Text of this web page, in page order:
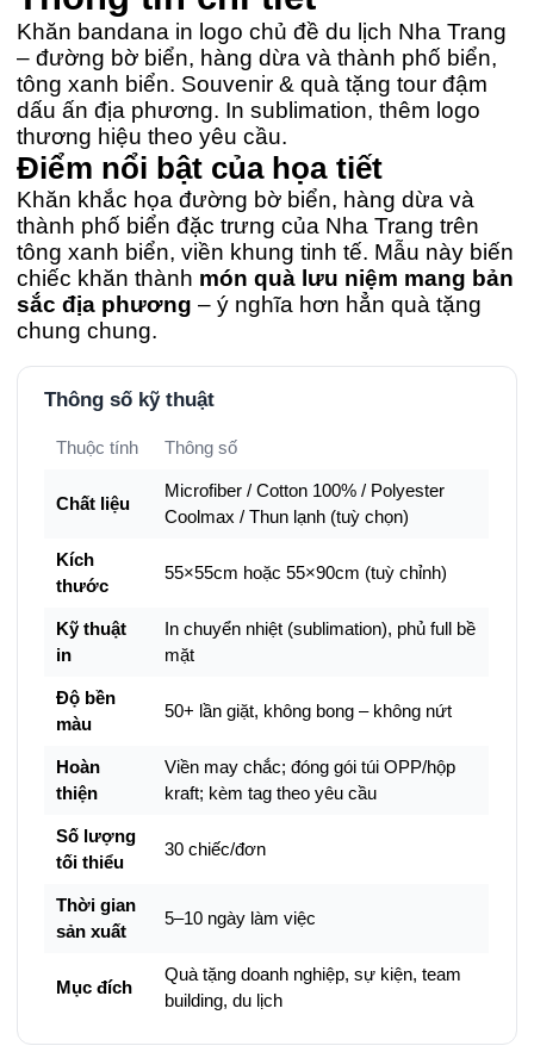
Khăn bandana in logo chủ đề du lịch Nha Trang
– đường bờ biển, hàng dừa và thành phố biển,
tông xanh biển. Souvenir & quà tặng tour đậm
dấu ấn địa phương. In sublimation, thêm logo
thương hiệu theo yêu cầu.
Điểm nổi bật của họa tiết
Khăn khắc họa đường bờ biển, hàng dừa và
thành phố biển đặc trưng của Nha Trang trên
tông xanh biển, viền khung tinh tế. Mẫu này biến
chiếc khăn thành món quà lưu niệm mang bản
sắc địa phương – ý nghĩa hơn hẳn quà tặng
chung chung.
Thông số kỹ thuật
Thuộc tính Thông số
Chất liệu
Microfiber / Cotton 100% / Polyester
Coolmax / Thun lạnh (tuỳ chọn)
Kích
thước
55×55cm hoặc 55×90cm (tuỳ chỉnh)
Kỹ thuật
in
In chuyển nhiệt (sublimation), phủ full bề
mặt
Độ bền
màu
50+ lần giặt, không bong – không nứt
Hoàn
thiện
Viền may chắc; đóng gói túi OPP/hộp
kraft; kèm tag theo yêu cầu
Số lượng
tối thiểu
30 chiếc/đơn
Thời gian
sản xuất
5–10 ngày làm việc
Mục đích
Quà tặng doanh nghiệp, sự kiện, team
building, du lịch